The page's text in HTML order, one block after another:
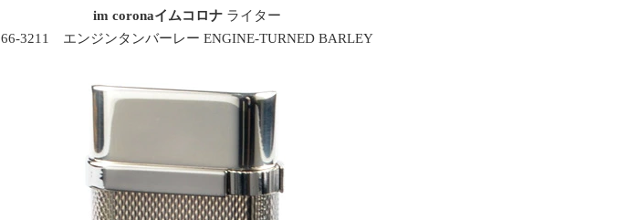
im coronaイムコロナ ライター
66-3211 エンジンタンバーレー ENGINE-TURNED BARLEY